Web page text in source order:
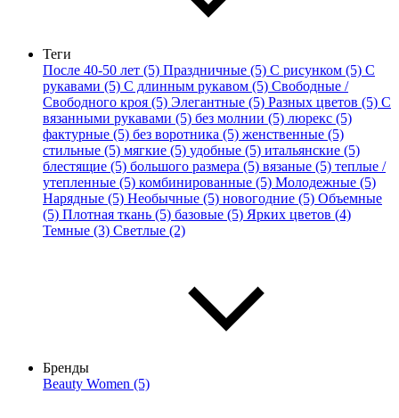
Теги
После 40-50 лет (5) Праздничные (5) С рисунком (5) С
рукавами (5) С длинным рукавом (5) Свободные /
Свободного кроя (5) Элегантные (5) Разных цветов (5) С
вязанными рукавами (5) без молнии (5) люрекс (5)
фактурные (5) без воротника (5) женственные (5)
стильные (5) мягкие (5) удобные (5) итальянские (5)
блестящие (5) большого размера (5) вязаные (5) теплые /
утепленные (5) комбинированные (5) Молодежные (5)
Нарядные (5) Необычные (5) новогодние (5) Объемные
(5) Плотная ткань (5) базовые (5) Ярких цветов (4)
Темные (3) Светлые (2)
Бренды
Beauty Women (5)